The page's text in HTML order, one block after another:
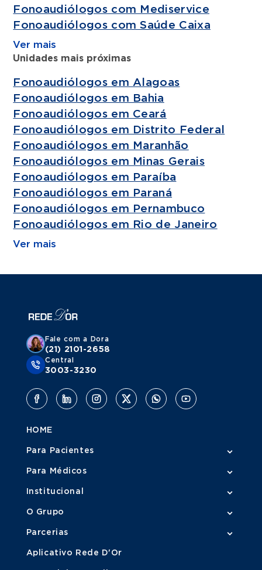
Fonoaudiólogos com Mediservice
Fonoaudiólogos com Saúde Caixa
Ver mais
Unidades mais próximas
Fonoaudiólogos em Alagoas
Fonoaudiólogos em Bahia
Fonoaudiólogos em Ceará
Fonoaudiólogos em Distrito Federal
Fonoaudiólogos em Maranhão
Fonoaudiólogos em Minas Gerais
Fonoaudiólogos em Paraíba
Fonoaudiólogos em Paraná
Fonoaudiólogos em Pernambuco
Fonoaudiólogos em Rio de Janeiro
Ver mais
Fale com a Dora
(21) 2101-2658
Central
3003-3230
HOME
Para Pacientes
Para Médicos
Institucional
O Grupo
Parcerias
Aplicativo Rede D'Or